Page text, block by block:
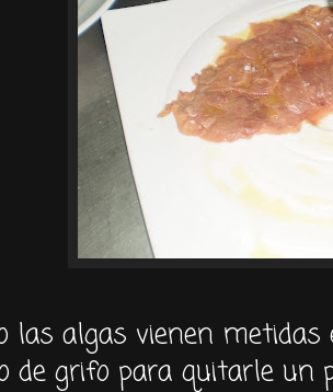
las algas vienen
de grifo para quitarle un